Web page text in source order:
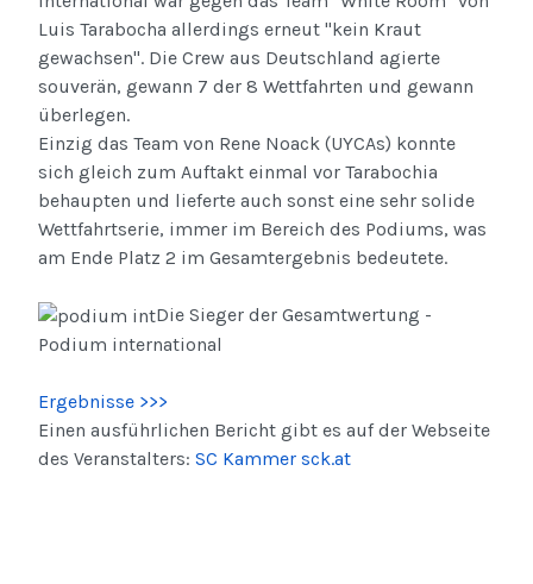
Luis Tarabocha allerdings erneut "kein Kraut
gewachsen". Die Crew aus Deutschland agierte
souverän, gewann 7 der 8 Wettfahrten und gewann
überlegen.
Einzig das Team von Rene Noack (UYCAs) konnte
sich gleich zum Auftakt einmal vor Tarabochia
behaupten und lieferte auch sonst eine sehr solide
Wettfahrtserie, immer im Bereich des Podiums, was
am Ende Platz 2 im Gesamtergebnis bedeutete.
Die Sieger der Gesamtwertung -
Podium international
Ergebnisse >>>
Einen ausführlichen Bericht gibt es auf der Webseite
des Veranstalters: SC Kammer sck.at